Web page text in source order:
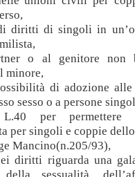
diritti di singoli in
o al genitore non
minore,
di adozione
sesso o a persone
per permettere
per singoli e coppie dello
Mancino(n.205/93),
diritti riguarda una